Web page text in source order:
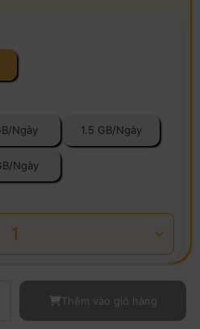
Ngày 1.5 GB/Ngày
Ngày
1
Thêm vào giỏ hàng